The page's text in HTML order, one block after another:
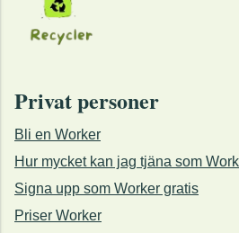
Privat personer
Bli en Worker
Hur mycket kan jag tjäna som
Signa upp som Worker gratis
Priser Worker